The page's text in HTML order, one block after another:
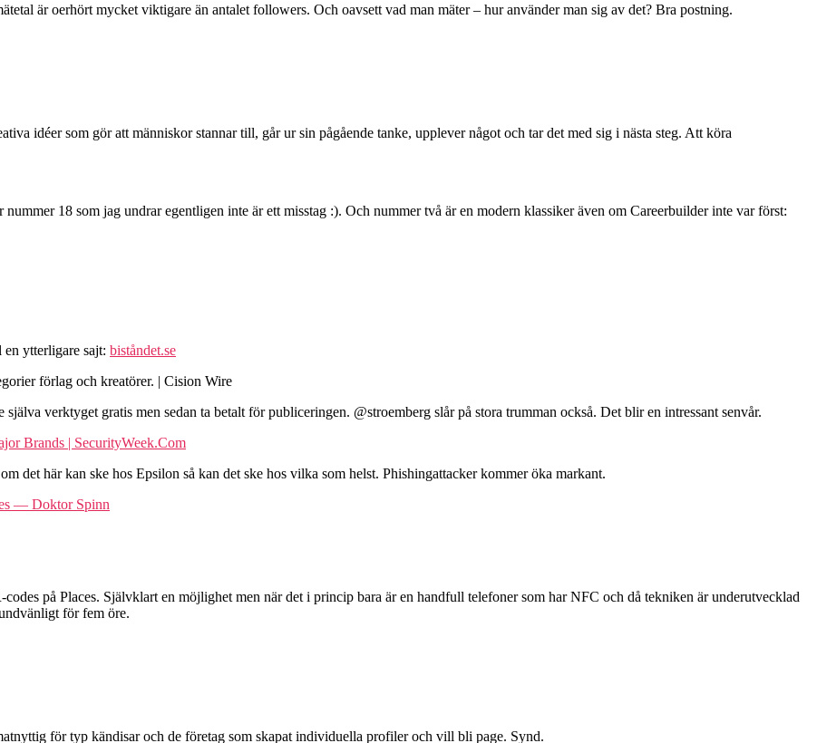
är oerhört mycket viktigare än antalet followers. Och oavsett vad man mäter – hur använder man sig av det? Bra postning.
idéer som gör att människor stannar till, går ur sin pågående tanke, upplever något och tar det med sig i nästa steg. Att köra
18 som jag undrar egentligen inte är ett misstag :). Och nummer två är en modern klassiker även om Careerbuilder inte var först:
ytterligare sajt: biståndet.se
förlag och kreatörer. | Cision Wire
verktyget gratis men sedan ta betalt för publiceringen. @stroemberg slår på stora trumman också. Det blir en intressant senvår.
Brands | SecurityWeek.Com
det här kan ske hos Epsilon så kan det ske hos vilka som helst. Phishingattacker kommer öka markant.
— Doktor Spinn
på Places. Självklart en möjlighet men när det i princip bara är en handfull telefoner som har NFC och då tekniken är underutvecklad
för fem öre.
för typ kändisar och de företag som skapat individuella profiler och vill bli page. Synd.